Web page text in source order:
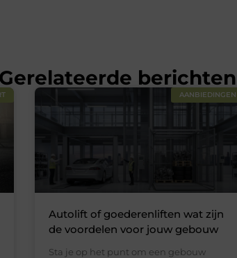
Gerelateerde berichten
AANBIEDINGEN
Autolift of goederenliften wat zijn
de voordelen voor jouw gebouw
Sta je op het punt om een gebouw